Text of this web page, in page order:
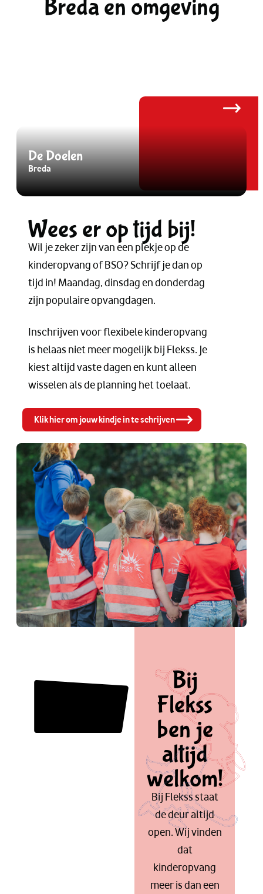
Breda en omgeving
De Doelen
Breda
Wees er op tijd bij!
Wil je zeker zijn van een plekje op de
kinderopvang of BSO? Schrijf je dan op
tijd in! Maandag, dinsdag en donderdag
zijn populaire opvangdagen.
Inschrijven voor flexibele kinderopvang
is helaas niet meer mogelijk bij Flekss. Je
kiest altijd vaste dagen en kunt alleen
wisselen als de planning het toelaat.
Klik hier om jouw kindje in te schrijven
Bij
Flekss
ben je
altijd
welkom!
Bij Flekss staat
de deur altijd
open. Wij vinden
dat
kinderopvang
meer is dan een